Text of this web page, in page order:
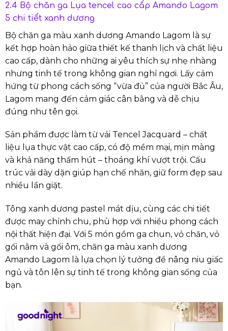
2.4 Bộ chăn ga Lụa tencel cao cấp Amando Lagom
5 chi tiết xanh dương
Bộ chăn ga màu xanh dương Amando Lagom là sự
kết hợp hoàn hảo giữa thiết kế thanh lịch và chất liệu
cao cấp, dành cho những ai yêu thích sự nhẹ nhàng
nhưng tinh tế trong không gian nghỉ ngơi. Lấy cảm
hứng từ phong cách sống “vừa đủ” của người Bắc Âu,
Lagom mang đến cảm giác cân bằng và dễ chịu
đúng như tên gọi.
Sản phẩm được làm từ vải Tencel Jacquard – chất
liệu lụa thực vật cao cấp, có độ mềm mại, mịn màng
và khả năng thấm hút – thoáng khí vượt trội. Cấu
trúc vải dày dặn giúp hạn chế nhăn, giữ form đẹp sau
nhiều lần giặt.
Tông xanh dương pastel mát dịu, cùng các chi tiết
được may chỉnh chu, phù hợp với nhiều phong cách
nội thất hiện đại. Với 5 món gồm ga chun, vỏ chăn, vỏ
gối nằm và gối ôm, chăn ga màu xanh dương
Amando Lagom là lựa chọn lý tưởng để nâng niu giấc
ngủ và tôn lên sự tinh tế trong không gian sống của
bạn.